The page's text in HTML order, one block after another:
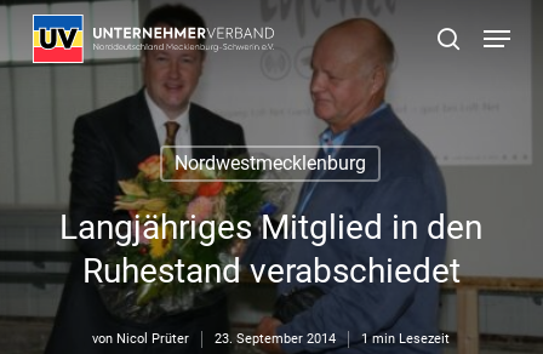
Skip
content
suchen
Menu
Nordwestmecklenburg
Langjähriges Mitglied in den
Ruhestand verabschiedet
von Nicol Prüter 23. September 2014 1 min Lesezeit